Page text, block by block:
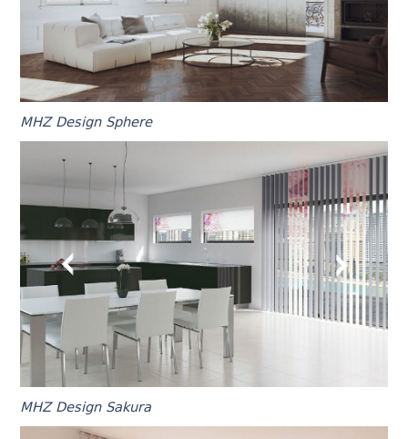
MHZ Design Sphere
MHZ Design Sakura